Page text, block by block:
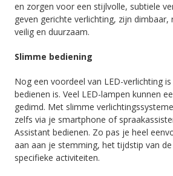
en zorgen voor een stijlvolle, subtiele
geven gerichte verlichting, zijn dimbaar,
veilig en duurzaam.
Slimme bediening
Nog een voordeel van LED-verlichting
bedienen is. Veel LED-lampen kunnen
gedimd. Met slimme
zelfs via je smartphone of
Assistant bedienen. Zo pas je heel
aan aan je stemming, het tijdstip van
specifieke activiteiten.